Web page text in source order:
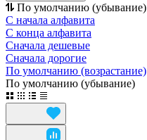
По умолчанию (убывание)
С начала алфавита
С конца алфавита
Сначала дешевые
Сначала дорогие
По умолчанию (возрастание)
По умолчанию (убывание)